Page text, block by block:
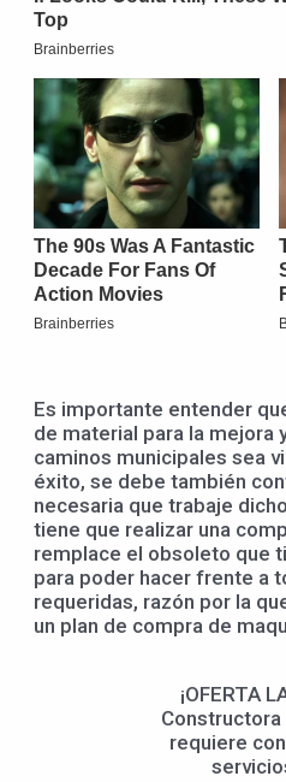
Es importante entender
de material para la mejora
caminos municipales sea
éxito, se debe también
necesaria que trabaje
tiene que realizar una
remplace el obsoleto que
para poder hacer frente a
requeridas, razón por la
un plan de compra de
¡OFERTA
Constructora
requiere